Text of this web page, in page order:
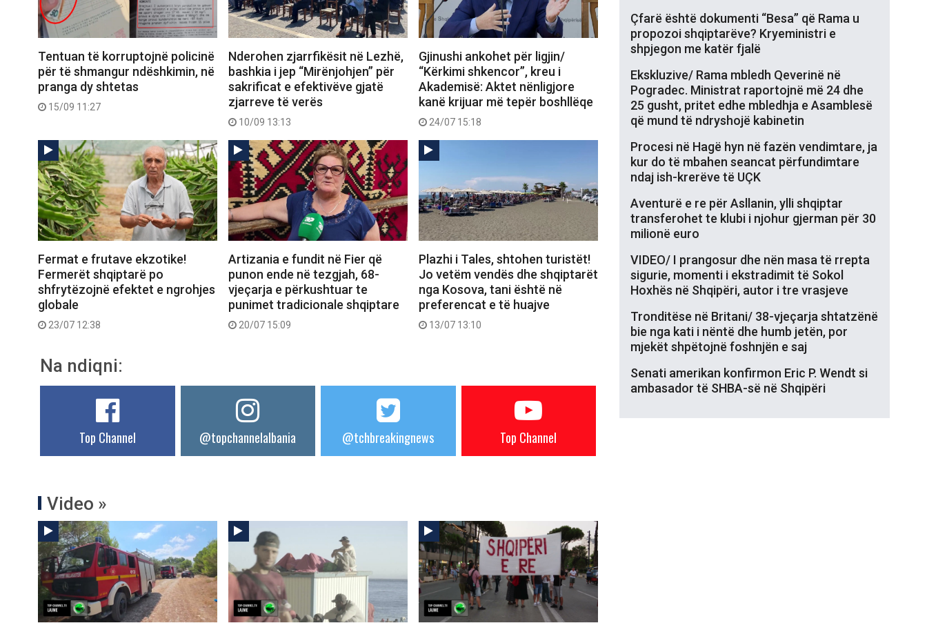
Tentuan të korruptojnë policinë
për të shmangur ndëshkimin, në
pranga dy shtetas
15/09 11:27
Nderohen zjarrfikësit në Lezhë,
bashkia i jep “Mirënjohjen” për
sakrificat e efektivëve gjatë
zjarreve të verës
10/09 13:13
Gjinushi ankohet për ligjin/
“Kërkimi shkencor”, kreu i
Akademisë: Aktet nënligjore
kanë krijuar më tepër boshllëqe
24/07 15:18
Fermat e frutave ekzotike!
Fermerët shqiptarë po
shfrytëzojnë efektet e ngrohjes
globale
23/07 12:38
Artizania e fundit në Fier që
punon ende në tezgjah, 68-
vjeçarja e përkushtuar te
punimet tradicionale shqiptare
20/07 15:09
Plazhi i Tales, shtohen turistët!
Jo vetëm vendës dhe shqiptarët
nga Kosova, tani është në
preferencat e të huajve
13/07 13:10
Na ndiqni:
Top Channel @topchannelalbania @tchbreakingnews Top Channel
Video »
Çfarë është dokumenti “Besa” që Rama u
propozoi shqiptarëve? Kryeministri e
shpjegon me katër fjalë
Ekskluzive/ Rama mbledh Qeverinë në
Pogradec. Ministrat raportojnë më 24 dhe
25 gusht, pritet edhe mbledhja e Asamblesë
që mund të ndryshojë kabinetin
Procesi në Hagë hyn në fazën vendimtare, ja
kur do të mbahen seancat përfundimtare
ndaj ish-krerëve të UÇK
Aventurë e re për Asllanin, ylli shqiptar
transferohet te klubi i njohur gjerman për 30
milionë euro
VIDEO/ I prangosur dhe nën masa të rrepta
sigurie, momenti i ekstradimit të Sokol
Hoxhës në Shqipëri, autor i tre vrasjeve
Tronditëse në Britani/ 38-vjeçarja shtatzënë
bie nga kati i nëntë dhe humb jetën, por
mjekët shpëtojnë foshnjën e saj
Senati amerikan konfirmon Eric P. Wendt si
ambasador të SHBA-së në Shqipëri